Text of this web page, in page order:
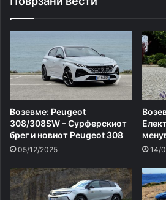
Возевме: Peugeot
308/308SW – Сурферскиот
брег и новиот Peugeot 308
05/12/2025 14/